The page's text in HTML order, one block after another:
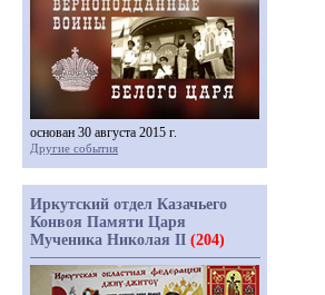
основан 30 августа 2015 г.
Другие события
Иркутский отдел Казачьего
Конвоя Памяти Царя
Мученика Николая II (204)